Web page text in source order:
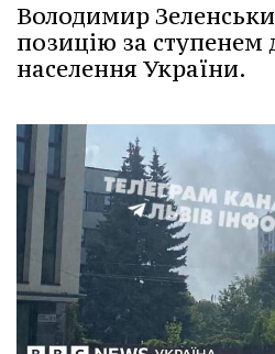
Володимир
позицію за ступенем
населення України.